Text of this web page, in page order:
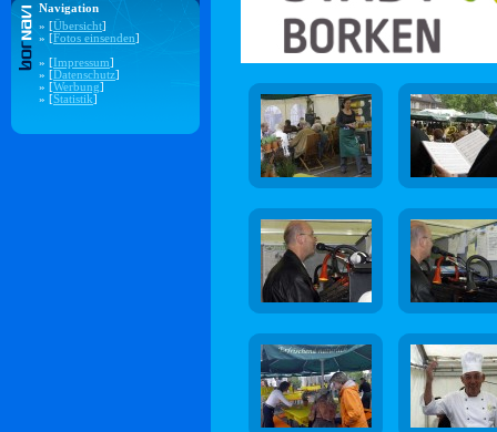
Navigation
» [Übersicht]
» [Fotos einsenden]
» [Impressum]
» [Datenschutz]
» [Werbung]
» [Statistik]